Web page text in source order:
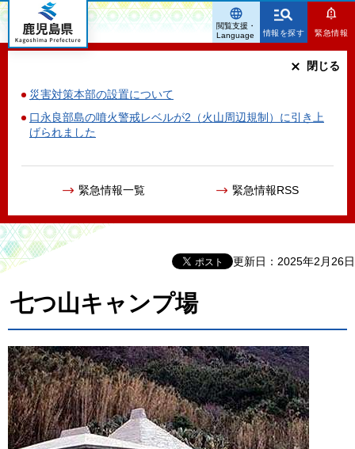
鹿児島県
情報を探す 緊急情報
災害対策本部の設置について
口永良部島の噴火警戒レベルが2（火山周辺規制）に引き上
げられました
緊急情報一覧 緊急情報RSS
閉じる
閲覧支援・
Language
更新日：2025年2月26日
七つ山キャンプ場